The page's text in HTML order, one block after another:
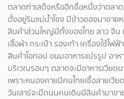
ตลาดท่าเสด็จหรืออีกชื่อหนึ่งว่าตลา
ตั้งอยู่ริมแม่น้ำโขง มีข้าวของมาขา
สินค้าส่วนใหญ่มีทั้งของไทย ลาว จีน
เสื้อผ้า กระเป๋า รองเท้า เครื่องใช้ไ
สินค้าโอทอป ขนมอาหารแปรรูป อา
บริเวณรอบๆ ตลาดจะมีอาหารเวียด
เพราะหนองคายมีคนไทยเชื้อสายเวี
วันเสาร์จะมีถนนคนเดินมีสินค้ามาข